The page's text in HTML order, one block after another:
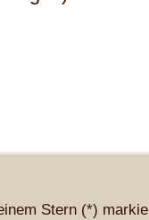
Stern (*)